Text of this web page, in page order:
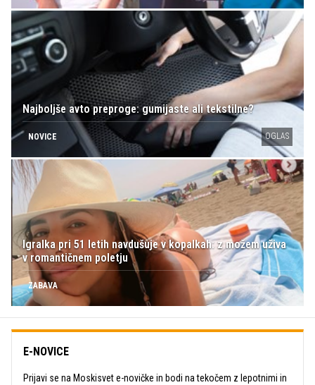
Najboljše avto preproge: gumijaste ali tekstilne?
NOVICE OGLAS
Igralka pri 51 letih navdušuje v kopalkah: z možem uživa
v romantičnem poletju
ZABAVA
E-NOVICE
Prijavi se na Moskisvet e-novičke in bodi na tekočem z lepotnimi in